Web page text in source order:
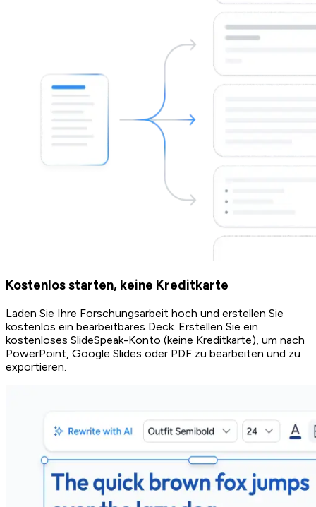
Kostenlos starten, keine Kreditkarte
Laden Sie Ihre Forschungsarbeit hoch und erstellen Sie
kostenlos ein bearbeitbares Deck. Erstellen Sie ein
kostenloses SlideSpeak-Konto (keine Kreditkarte), um nach
PowerPoint, Google Slides oder PDF zu bearbeiten und zu
exportieren.